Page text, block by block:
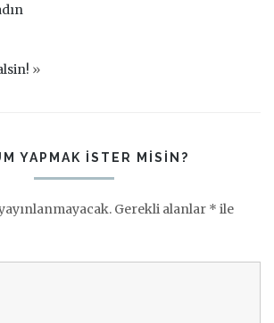
»
YAPMAK ISTER MISIN?
Gerekli alanlar * ile